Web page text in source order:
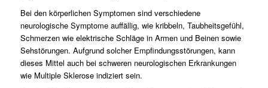
Bei den körperlichen Symptomen sind verschiedene
neurologische Symptome auffällig, wie kribbeln, Taubheitsgefühl,
Schmerzen wie elektrische Schläge in Armen und Beinen sowie
Sehstörungen. Aufgrund solcher Empfindungsstörungen, kann
dieses Mittel auch bei schweren neurologischen Erkrankungen
wie Multiple Sklerose indiziert sein.